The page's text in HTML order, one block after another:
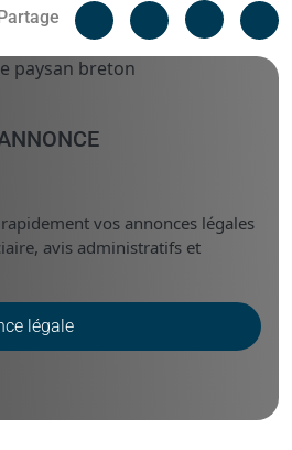
Facebook
Linked
vos annonces légales
avis administratifs et
légale